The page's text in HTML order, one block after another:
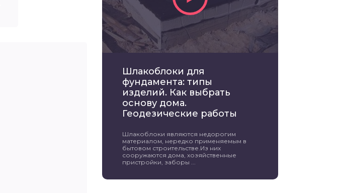
Шлакоблоки для
фундамента: типы
изделий. Как выбрать
основу дома.
Геодезические работы
Шлакоблоки являются недорогим
материалом, нередко применяемым в
бытовом строительстве.Из них
сооружаются дома, хозяйственные
пристройки, заборы ...